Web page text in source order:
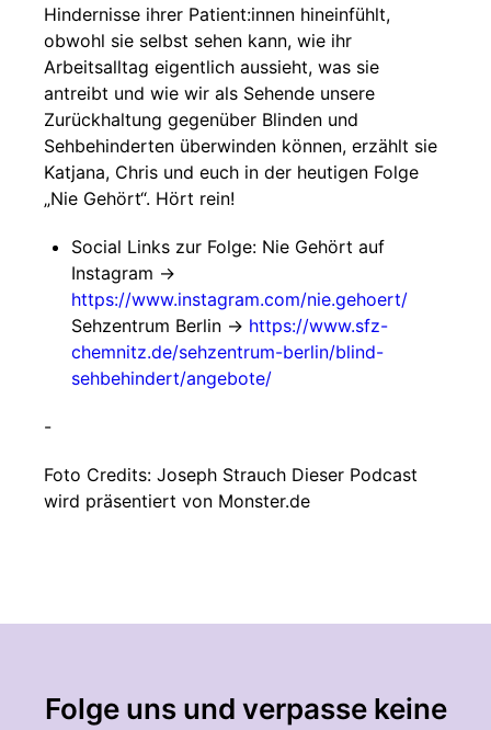
Hindernisse ihrer Patient:innen hineinfühlt,
obwohl sie selbst sehen kann, wie ihr
Arbeitsalltag eigentlich aussieht, was sie
antreibt und wie wir als Sehende unsere
Zurückhaltung gegenüber Blinden und
Sehbehinderten überwinden können, erzählt sie
Katjana, Chris und euch in der heutigen Folge
„Nie Gehört“. Hört rein!
Social Links zur Folge: Nie Gehört auf
Instagram ->
https://www.instagram.com/nie.gehoert/
Sehzentrum Berlin -> https://www.sfz-
chemnitz.de/sehzentrum-berlin/blind-
sehbehindert/angebote/
-
Foto Credits: Joseph Strauch Dieser Podcast
wird präsentiert von Monster.de
Folge uns und verpasse keine